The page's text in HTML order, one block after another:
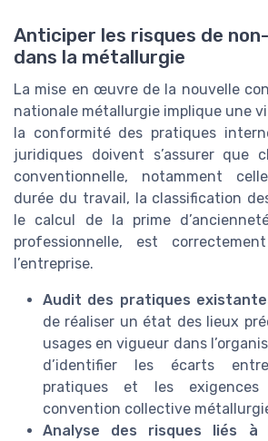
Anticiper les risques de
dans la métallurgie
La mise en œuvre de la nouvelle
nationale métallurgie implique une
la conformité des pratiques
juridiques doivent s’assurer que
conventionnelle, notamment
durée du travail, la classification
le calcul de la prime
professionnelle, est
l’entreprise.
Audit des pratiques
de réaliser un état des lieux
usages en vigueur dans
d’identifier les écarts
pratiques et les
convention collective
Analyse des risques liés à